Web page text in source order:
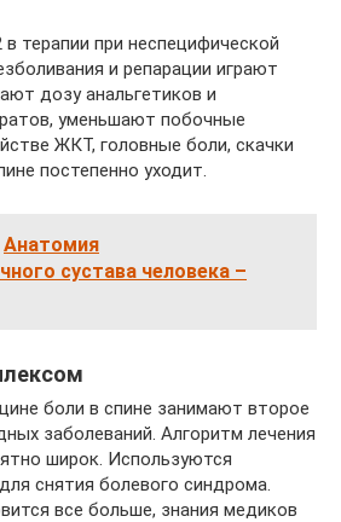
терапии при неспецифической
и репарации играют
дозу анальгетиков и
уменьшают побочные
ЖКТ, головные боли, скачки
постепенно уходит.
Анатомия
сустава человека –
боли в спине занимают второе
заболеваний. Алгоритм лечения
широк. Используются
снятия болевого синдрома.
все больше, знания медиков